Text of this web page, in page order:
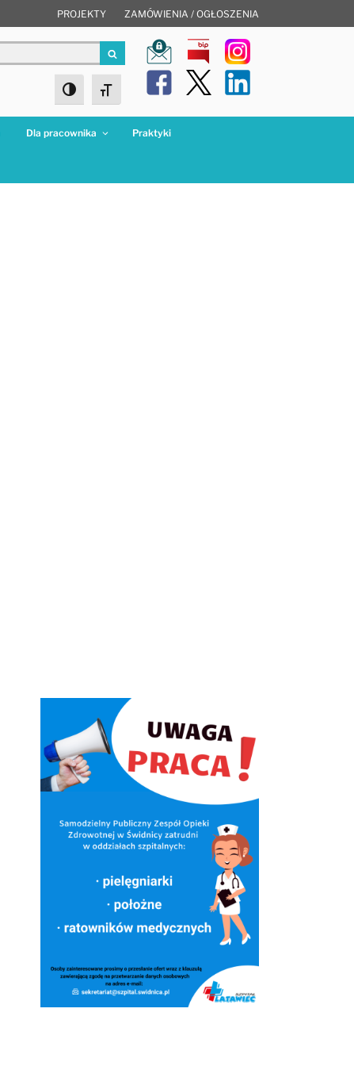
PROJEKTY ZAMÓWIENIA / OGŁOSZENIA
Szukaj
Toggle High Contrast
Toggle Font size
Dla pracownika Praktyki